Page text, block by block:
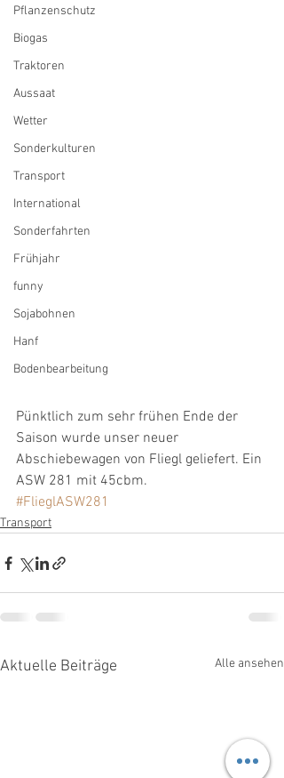
Pflanzenschutz
Biogas
Traktoren
Aussaat
Wetter
Sonderkulturen
Transport
International
Sonderfahrten
Frühjahr
funny
Sojabohnen
Hanf
Bodenbearbeitung
Pünktlich zum sehr frühen Ende der
Saison wurde unser neuer
Abschiebewagen von Fliegl geliefert. Ein
ASW 281 mit 45cbm.
#FlieglASW281
Transport
Aktuelle Beiträge Alle ansehen